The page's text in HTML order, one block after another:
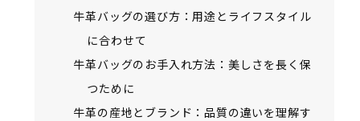
牛革バッグの選び方：用途とライフスタイル
に合わせて
牛革バッグのお手入れ方法：美しさを長く保
つために
牛革の産地とブランド：品質の違いを理解す